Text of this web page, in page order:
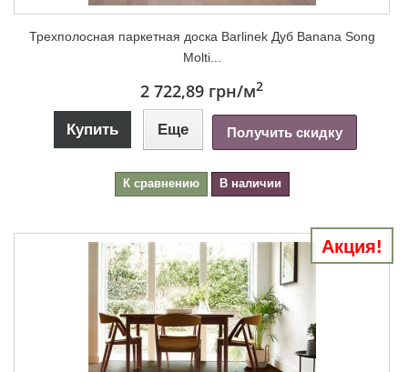
Трехполосная паркетная доска Barlinek Дуб Banana Song
Molti...
2 722,89 грн/м2
Купить Еще Получить скидку
К сравнению В наличии
Акция!